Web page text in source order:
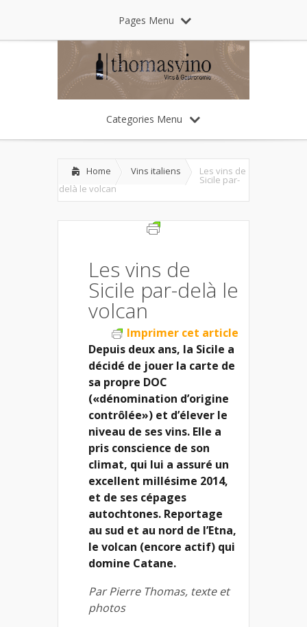
Pages Menu
Categories Menu
Home Vins italiens Les vins de
Sicile par-
delà le volcan
Les vins de
Sicile par-delà le
volcan
Imprimer cet article
Depuis deux ans, la Sicile a
décidé de jouer la carte de
sa propre DOC
(«dénomination d’origine
contrôlée») et d’élever le
niveau de ses vins. Elle a
pris conscience de son
climat, qui lui a assuré un
excellent millésime 2014,
et de ses cépages
autochtones. Reportage
au sud et au nord de l’Etna,
le volcan (encore actif) qui
domine Catane.
Par Pierre Thomas, texte et
photos